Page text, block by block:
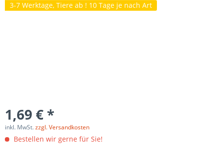
3-7 Werktage, Tiere ab ! 10 Tage je nach Art
1,69 € *
inkl. MwSt.zzgl. Versandkosten
Bestellen wir gerne für Sie!